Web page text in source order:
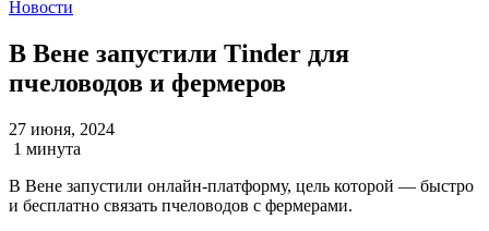
Новости
В Вене запустили Tinder для
пчеловодов и фермеров
27 июня, 2024
1 минута
В Вене запустили онлайн-платформу, цель которой — быстро
и бесплатно связать пчеловодов с фермерами.